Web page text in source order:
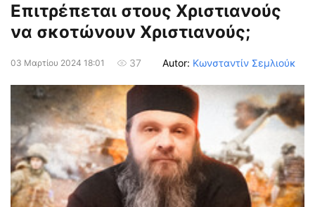
Επιτρέπεται στους Χριστιανούς
να σκοτώνουν Χριστιανούς;
03 Μαρτίου 2024 18:01 37 Autor: Κωνσταντίν Σεμλιούκ